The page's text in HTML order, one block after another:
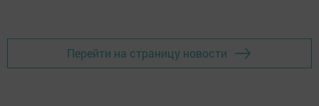
Перейти на страницу новости